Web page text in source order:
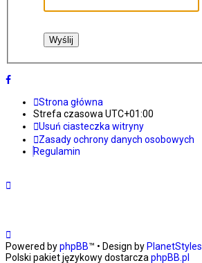
Strona główna
Strefa czasowaUTC+01:00
Usuń ciasteczka witryny
Zasady ochrony danych osobowych
Regulamin
Powered byphpBB™ • Design by PlanetStyles
Polski pakiet językowy dostarczaphpBB.pl